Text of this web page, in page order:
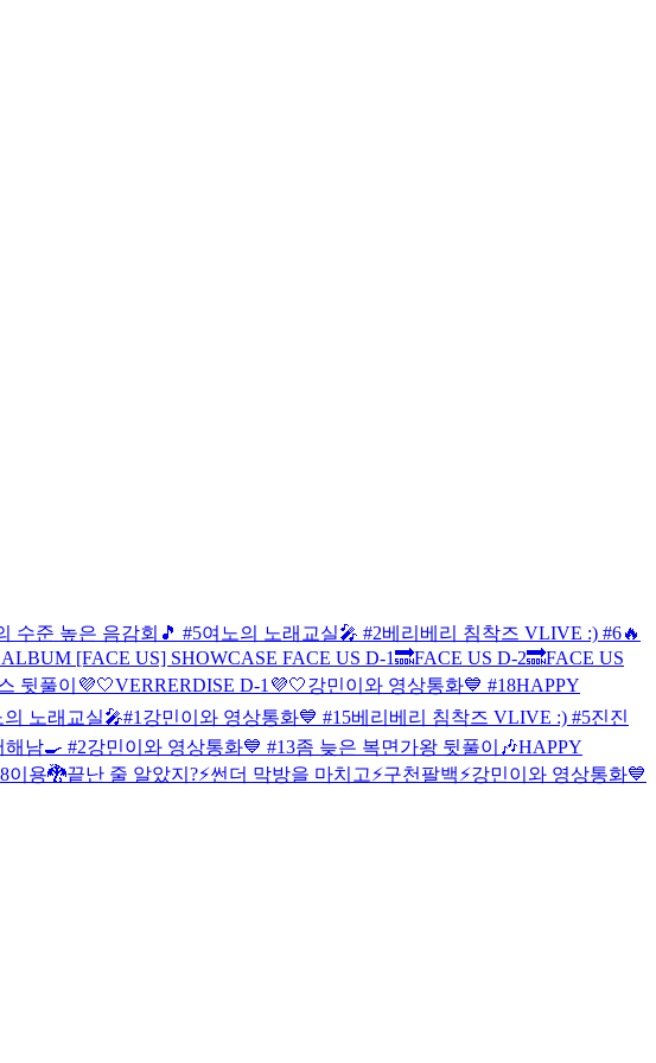
수준 높은 음감회🎵 #5여노의 노래교실🎤 #2베리베리 침착즈 VLIVE :) #6🔥
[FACE US] SHOWCASE FACE US D-1🔜FACE US D-2🔜FACE US
뒷풀이💜🤍VERRERDISE D-1💜🤍강민이와 영상통화💙 #18HAPPY
의 노래교실🎤#1 강민이와 영상통화💙 #15베리베리 침착즈 VLIVE :) #5진진
해남🍳 #2강민이와 영상통화💙 #13좀 늦은 복면가왕 뒷풀이🎶HAPPY
이용🐉끝난 줄 알았지?⚡️썬더 막방을 마치고⚡️구천팔백⚡️강민이와 영상통화💙